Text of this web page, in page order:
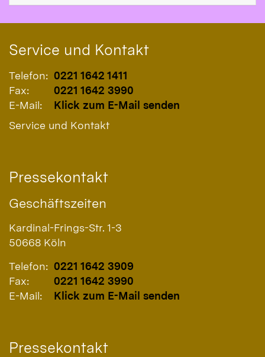
Service und Kontakt
Telefon: 0221 1642 1411
Fax:
0221 1642 3990
E-Mail:
Klick zum E-Mail senden
Service und Kontakt
Pressekontakt
Geschäftszeiten
Kardinal-Frings-Str. 1-3
50668 Köln
Telefon: 0221 1642 3909
Fax:
0221 1642 3990
E-Mail:
Klick zum E-Mail senden
Pressekontakt